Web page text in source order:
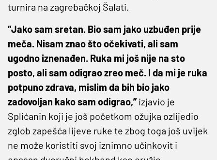
turnira na zagrebačkoj Šalati.
“Jako sam sretan. Bio sam jako uzbuđen prije
meča. Nisam znao što očekivati, ali sam
ugodno iznenađen. Ruka mi još nije na sto
posto, ali sam odigrao zreo meč. I da mi je ruka
potpuno zdrava, mislim da bih bio jako
zadovoljan kako sam odigrao,” izjavio je
Splićanin koji je još početkom ožujka ozlijedio
zglob zapešća lijeve ruke te zbog toga još uvijek
ne može koristiti svoj iznimno učinkovit i